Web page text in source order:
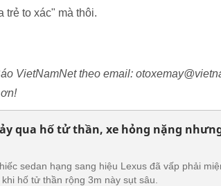
trẻ to xác" mà thôi.
VietNamNet theo email:
qua hố tử thần, xe hỏng nặng
sedan hạng sang hiệu Lexus đã vấp phải
hố tử thần rộng 3m này sụt sâu.